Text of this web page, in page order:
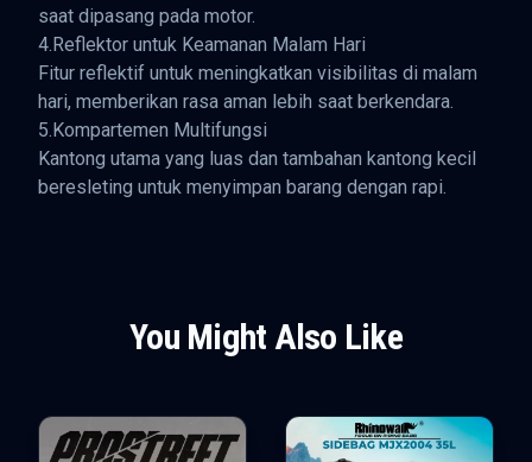
saat dipasang pada motor.
4.Reflektor untuk Keamanan Malam Hari
Fitur reflektif untuk meningkatkan visibilitas di malam
hari, memberikan rasa aman lebih saat berkendara.
5.Kompartemen Multifungsi
Kantong utama yang luas dan tambahan kantong kecil
beresleting untuk menyimpan barang dengan rapi.
You Might Also Like